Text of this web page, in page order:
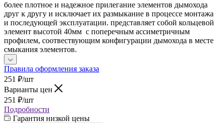
более плотное и надежное прилегание элементов дымохода
друг к другу и исключает их размыкание в процессе монтажа
и последующей эксплуатации. представляет собой кольцевой
элемент высотой 40мм с поперечным ассиметричным
профилем, соотвествующим конфигурации дымохода в месте
смыкания элементов.
Правила оформления заказа
251 ₽/шт
Варианты цен
251 ₽/шт
Подробности
Гарантия низкой цены